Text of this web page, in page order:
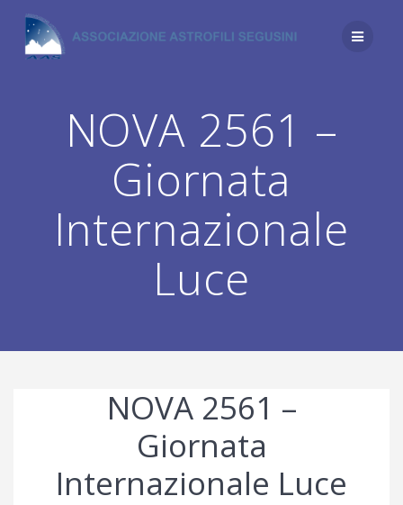
contenuto
NOVA 2561 –
Giornata
Internazionale
Luce
NOVA 2561 –
Giornata
Internazionale Luce